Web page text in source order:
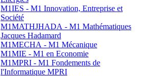
M1IES - M1 Innovation, Entreprise et
Société
M1MATHJHADA - M1 Mathématiques
Jacques Hadamard
M1MECHA - M1 Mécanique
M1MIE - M1 en Economie
M1MPRI - M1 Fondements de
l'Informatique MPRI